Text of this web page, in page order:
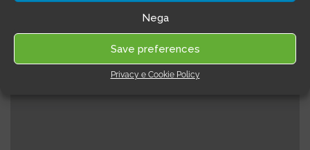
Nega
Save preferences
Privacy e Cookie Policy